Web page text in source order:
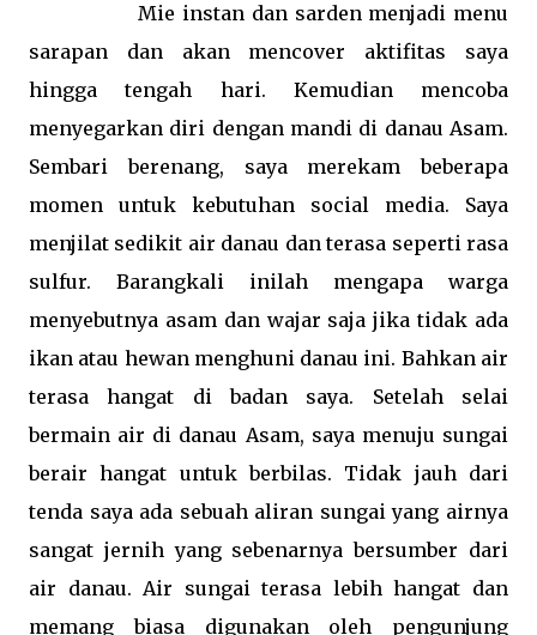
Mie instan dan sarden menjadi menu
sarapan dan akan mencover aktifitas saya
hingga tengah hari. Kemudian mencoba
menyegarkan diri dengan mandi di danau Asam.
Sembari berenang, saya merekam beberapa
momen untuk kebutuhan social media. Saya
menjilat sedikit air danau dan terasa seperti rasa
sulfur. Barangkali inilah mengapa warga
menyebutnya asam dan wajar saja jika tidak ada
ikan atau hewan menghuni danau ini. Bahkan air
terasa hangat di badan saya. Setelah selai
bermain air di danau Asam, saya menuju sungai
berair hangat untuk berbilas. Tidak jauh dari
tenda saya ada sebuah aliran sungai yang airnya
sangat jernih yang sebenarnya bersumber dari
air danau. Air sungai terasa lebih hangat dan
memang biasa digunakan oleh pengunjung